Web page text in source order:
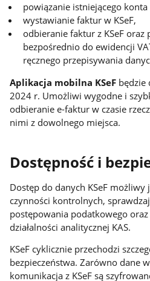
powiązanie istniejącego konta
wystawianie faktur w KSeF,
odbieranie faktur z KSeF oraz
bezpośrednio do ewidencji
ręcznego przepisywania
Aplikacja mobilna KSeF będzie
2024 r. Umożliwi wygodne i
odbieranie e-faktur w czasie
nimi z dowolnego miejsca.
Dostępność i
Dostęp do danych KSeF możliwy
czynności kontrolnych,
postępowania podatkowego
działalności analitycznej KAS.
KSeF cyklicznie przechodzi
bezpieczeństwa. Zarówno dane
komunikacja z KSeF są